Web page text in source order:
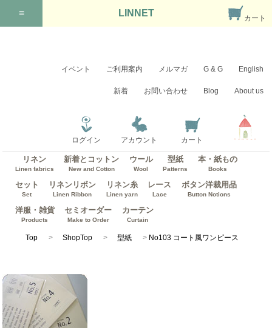
English
G & G
メルマガ
ご利用案内
イベント
About us
Blog
お問い合わせ
新着
ログイン アカウント カート
リネン
Linen fabrics
新着とコットン
New and Cotton
ウール
Wool
型紙
Patterns
本・紙もの
Books
セット
Set
リネンリボン
Linen Ribbon
リネン糸
Linen yarn
レース
Lace
ボタン洋裁用品
Button Notions
洋服・雑貨
Products
セミオーダー
Make to Order
カーテン
Curtain
Top ShopTop 型紙 No103 コート風ワンピース
≡ LINNET カート